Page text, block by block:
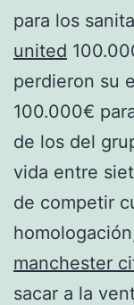
para los
united
perdieron su
100.000€
de los del
vida entre
de competir
manchester
sacar a la